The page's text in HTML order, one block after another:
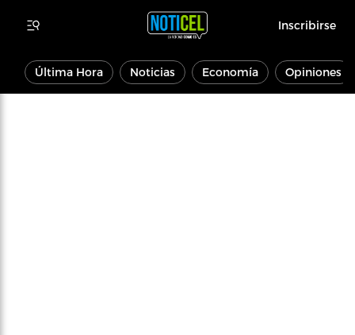
Inscribirse
Última Hora Noticias Economía Opiniones